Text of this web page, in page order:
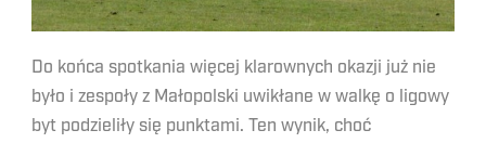
Do końca spotkania więcej klarownych okazji już nie
było i zespoły z Małopolski uwikłane w walkę o ligowy
byt podzieliły się punktami. Ten wynik, choć